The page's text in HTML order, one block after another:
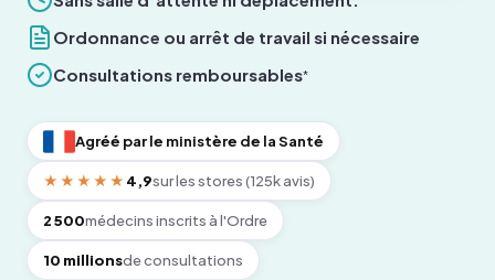
Ordonnance ou arrêt de travail si nécessaire
Consultations remboursables*
Agréé par le ministère de la Santé
★★★★★ 4,9sur les stores (125k avis)
2 500médecins inscrits à l'Ordre
10 millionsde consultations